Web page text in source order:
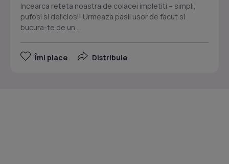
Incearca reteta noastra de colacei impletiti – simpli,
pufosi si deliciosi! Urmeaza pasii usor de facut si
bucura-te de un...
Îmi place Distribuie